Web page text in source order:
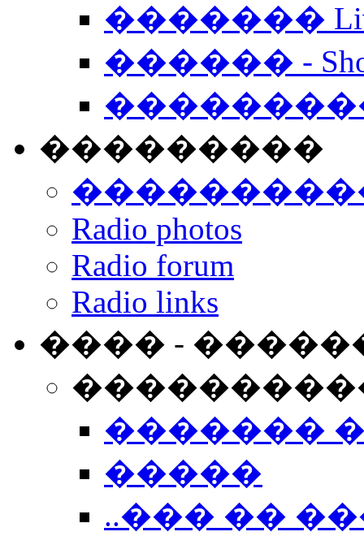
�������
������ -
���������
Radio photos
Radio forum
Radio links
���� -
�������
�����
..��� ��